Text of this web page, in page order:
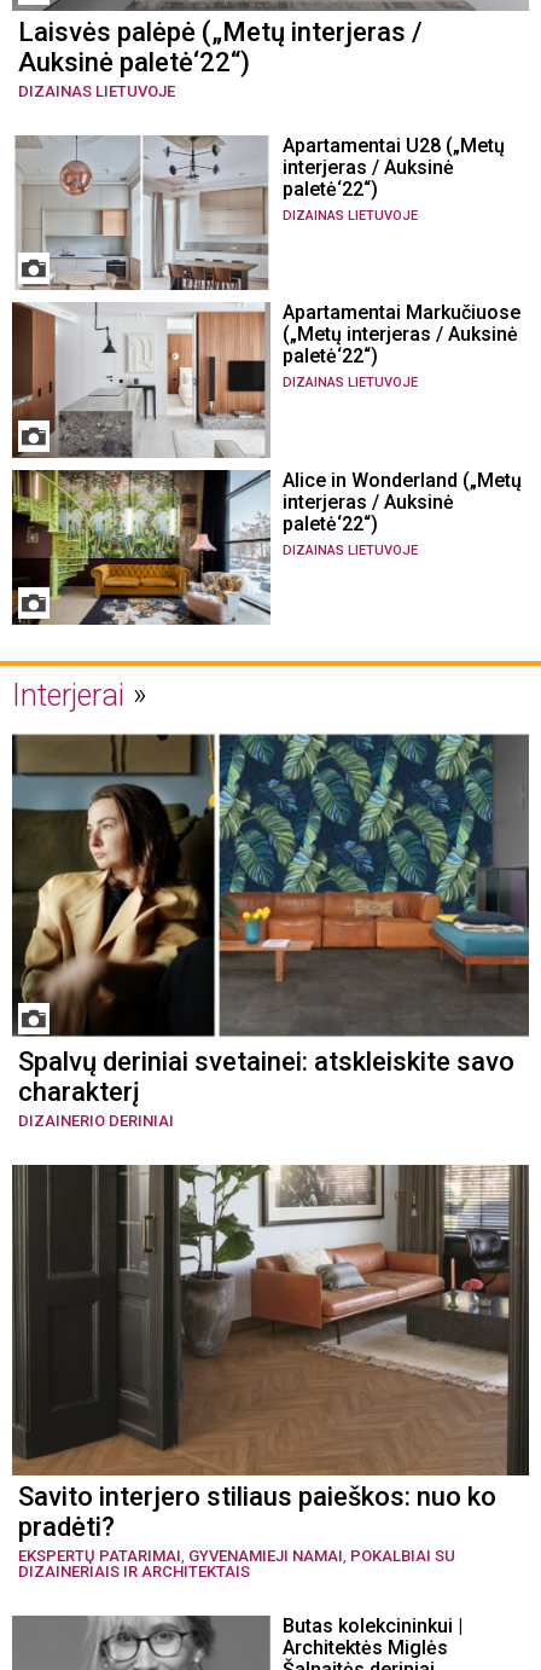
Laisvės palėpė („Metų interjeras /
Auksinė paletė‘22“)
DIZAINAS LIETUVOJE
Apartamentai U28 („Metų
interjeras / Auksinė
paletė‘22“)
DIZAINAS LIETUVOJE
Apartamentai Markučiuose
(„Metų interjeras / Auksinė
paletė‘22“)
DIZAINAS LIETUVOJE
Alice in Wonderland („Metų
interjeras / Auksinė
paletė‘22“)
DIZAINAS LIETUVOJE
Interjerai
Spalvų deriniai svetainei: atskleiskite savo
charakterį
DIZAINERIO DERINIAI
Savito interjero stiliaus paieškos: nuo ko
pradėti?
EKSPERTŲ PATARIMAI GYVENAMIEJI NAMAI POKALBIAI SU
DIZAINERIAIS IR ARCHITEKTAIS
Butas kolekcininkui |
Architektės Miglės